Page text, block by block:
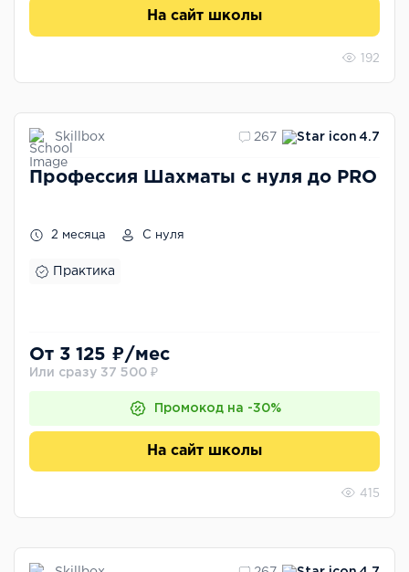
На сайт школы
192
Skillbox 267 4.7
Профессия Шахматы с нуля до PRO
2 месяца С нуля
Практика
От 3 125 ₽/мес
Или сразу 37 500 ₽
Промокод на -30%
На сайт школы
415